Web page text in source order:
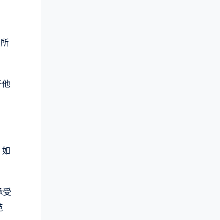
他
受